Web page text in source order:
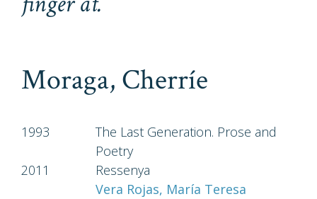
Moraga, Cherríe
1993
The Last Generation. Prose and
Poetry
2011
Ressenya
Vera Rojas, María Teresa